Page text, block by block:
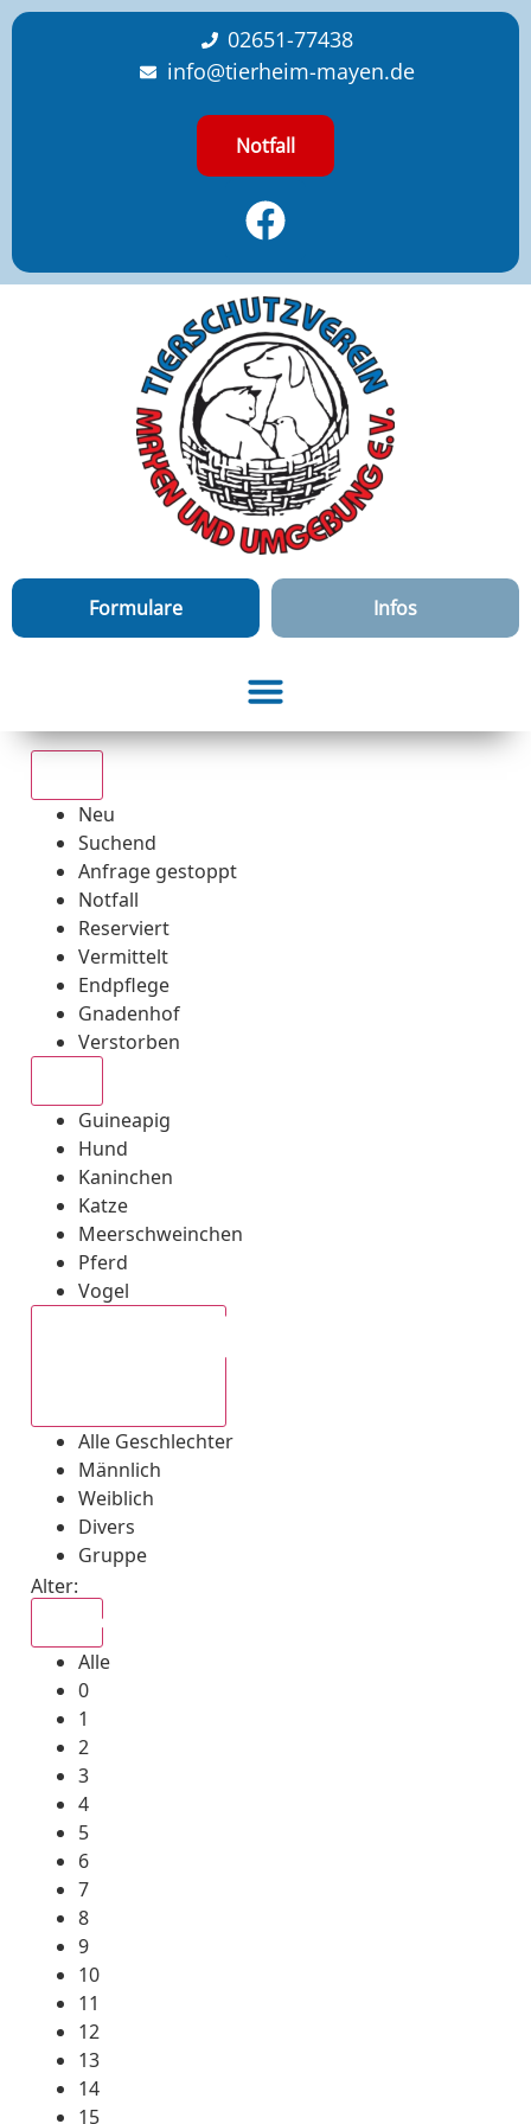
content
02651-77438
info@tierheim-mayen.de
Notfall
Formulare Infos
Neu
Suchend
Anfrage gestoppt
Notfall
Reserviert
Vermittelt
Endpflege
Gnadenhof
Verstorben
Guineapig
Hund
Kaninchen
Katze
Meerschweinchen
Pferd
Vogel
Alle Geschlechter
Männlich
Weiblich
Divers
Gruppe
Alter:
Alle
0
1
2
3
4
5
6
7
8
9
10
11
12
13
14
15